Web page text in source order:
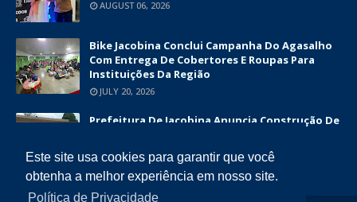
Este site usa cookies para garantir que você
obtenha a melhor experiência em nosso site.
Política de Privacidade
AUGUST 06, 2026
Bike Jacobina Conclui Campanha Do Agasalho
Com Entrega De Cobertores E Roupas Para
Instituições Da Região
JULY 20, 2026
Prefeitura De Jacobina Anuncia Construção De
Superior A R$ 1,7 Milhão
JUNE 12, 2026